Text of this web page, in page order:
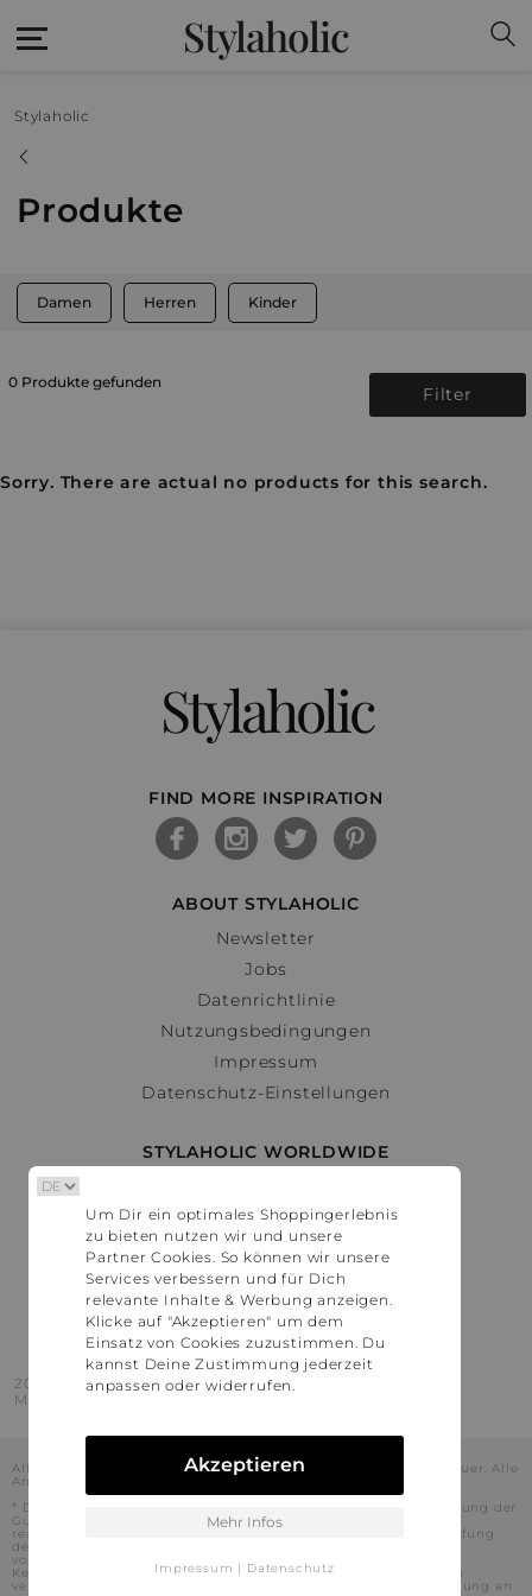
Stylaholic
Stylaholic
Produkte
Damen Herren Kinder
0 Produkte gefunden
Filter
Sorry. There are actual no products for this search.
Stylaholic
FIND MORE INSPIRATION
ABOUT STYLAHOLIC
Newsletter
Jobs
Datenrichtlinie
Nutzungsbedingungen
Impressum
Datenschutz-Einstellungen
STYLAHOLIC WORLDWIDE
Österreich
Schweiz
France
United States
2016 - 2026 © Stylaholic.
Made for you with love in munich.
Alle Preise inkl. der jeweils geltenden gesetzlichen Mehrwertsteuer. Alle
Angaben ohne Gewähr.
* Die angezeigten Preise beinhalten Rabatte, die durch die Nutzung der
Gutschein-Codes auf den Seiten unserer Partner voraussichtlich
realisiert werden können. Stylaholic führt keine vollständige Prüfung
der Gutschein-Codes durch und es kann daher in Einzelfällen
vorkommen, dass die Gutscheine abweichend von unserem
Kenntnisstand bei dem jeweiligen Shop nicht oder nur teilweise
verwendet werden können. Darüber hinaus kann deren Verwendung an
Um Dir ein optimales Shoppingerlebnis
zu bieten nutzen wir und unsere
Partner Cookies. So können wir unsere
Services verbessern und für Dich
relevante Inhalte & Werbung anzeigen.
Klicke auf "Akzeptieren" um dem
Einsatz von Cookies zuzustimmen. Du
kannst Deine Zustimmung jederzeit
anpassen oder widerrufen.
Akzeptieren
Mehr Infos
Impressum | Datenschutz